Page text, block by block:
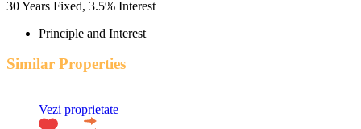
30Years Fixed, 3.5% Interest
Principle and Interest
Similar Properties
Vezi proprietate